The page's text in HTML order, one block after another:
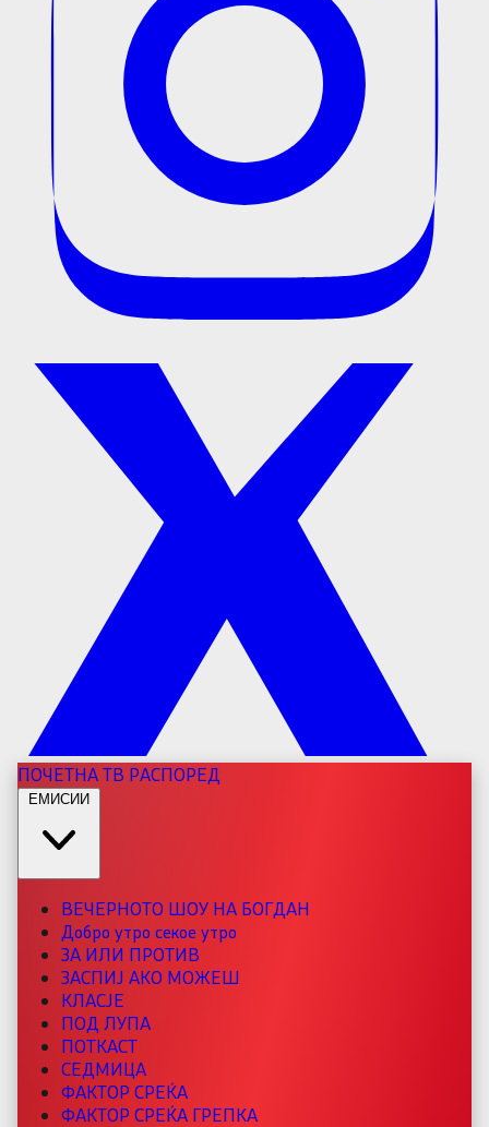
ПОЧЕТНАТВ РАСПОРЕД
ЕМИСИИ
ВЕЧЕРНОТО ШОУ НА БОГДАН
Добро утро секое утро
ЗА ИЛИ ПРОТИВ
ЗАСПИЈ АКО МОЖЕШ
КЛАСЈЕ
ПОД ЛУПА
ПОТКАСТ
СЕДМИЦА
ФАКТОР СРЕЌА
ФАКТОР СРЕЌА ГРЕПКА